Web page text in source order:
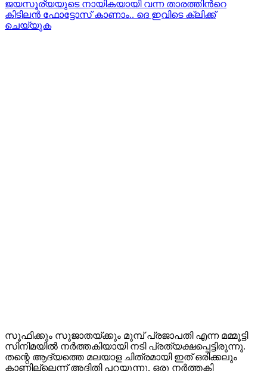
ജയസൂര്യയുടെ നായികയായി വന്ന താരത്തിന്‍റെ
കിടിലന്‍ ഫോട്ടോസ് കാണാം.. ദെ ഇവിടെ ക്ലിക്ക്
ചെയ്യുക
സൂഫിക്കും സുജാതയ്ക്കും മുമ്പ് പ്രജാപതി എന്ന മമ്മൂട്ടി
സിനിമയിൽ നർത്തകിയായി നടി പ്രത്യക്ഷപ്പെട്ടിരുന്നു.
തന്റെ ആദ്യത്തെ മലയാള ചിത്രമായി ഇത് ഒരിക്കലും
കാണില്ലെന്ന് അദിതി പറയുന്നു. ഒരു നർത്തകി